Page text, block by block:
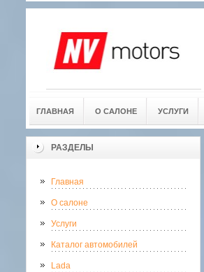
ГЛАВНАЯ О САЛОНЕ УСЛУГИ
РАЗДЕЛЫ
Главная
О салоне
Услуги
Каталог автомобилей
Lada